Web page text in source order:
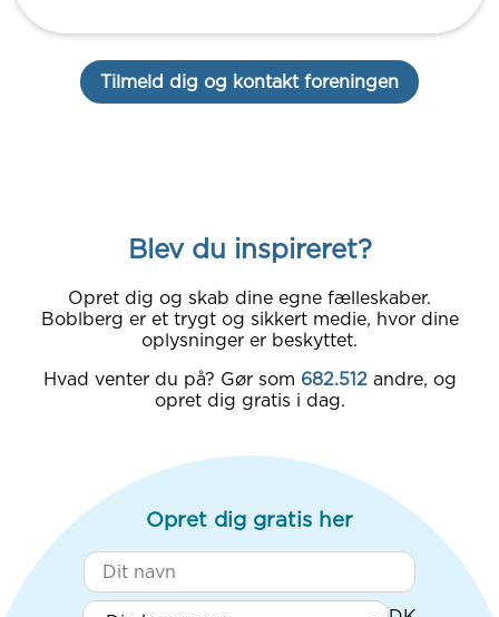
Tilmeld dig og kontakt foreningen
Blev du inspireret?
Opret dig og skab dine egne fælleskaber.
Boblberg er et trygt og sikkert medie, hvor dine
oplysninger er beskyttet.
Hvad venter du på? Gør som 682.512 andre, og
opret dig gratis i dag.
Opret dig gratis her